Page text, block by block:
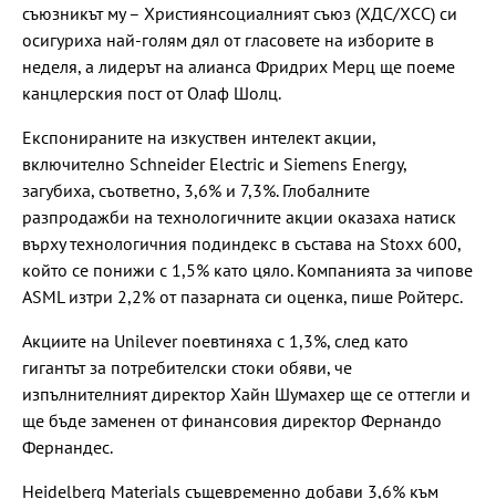
съюзникът му – Християнсоциалният съюз (ХДС/ХСС) си
осигуриха най-голям дял от гласовете на изборите в
неделя, а лидерът на алианса Фридрих Мерц ще поеме
канцлерския пост от Олаф Шолц.
Експонираните на изкуствен интелект акции,
включително Schneider Electric и Siemens Energy,
загубиха, съответно, 3,6% и 7,3%. Глобалните
разпродажби на технологичните акции оказаха натиск
върху технологичния подиндекс в състава на Stoxx 600,
който се понижи с 1,5% като цяло. Компанията за чипове
ASML изтри 2,2% от пазарната си оценка, пише Ройтерс.
Акциите на Unilever поевтиняха с 1,3%, след като
гигантът за потребителски стоки обяви, че
изпълнителният директор Хайн Шумахер ще се оттегли и
ще бъде заменен от финансовия директор Фернандо
Фернандес.
Heidelberg Materials същевременно добави 3,6% към